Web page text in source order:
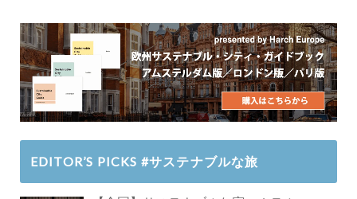
EDITOR’S PICKS #サステナブルな旅